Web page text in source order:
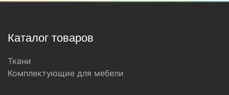
Каталог товаров
Ткани
Комплектующие для мебели